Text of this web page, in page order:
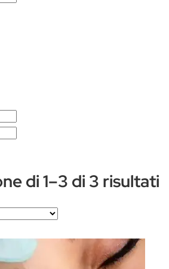
di 1–3 di 3 risultati